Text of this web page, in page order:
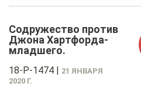
Содружество против
Джона Хартфорда-
младшего.
18-P-1474 | 21 ЯНВАРЯ
2020 Г.